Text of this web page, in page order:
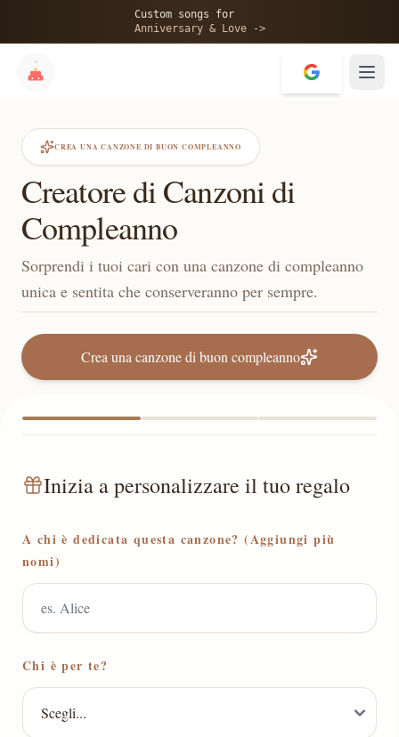
Custom songs for
Anniversary & Love ->
CREA UNA CANZONE DI BUON COMPLEANNO
Creatore di Canzoni di
Compleanno
Sorprendi i tuoi cari con una canzone di compleanno
unica e sentita che conserveranno per sempre.
Crea una canzone di buon compleanno
Inizia a personalizzare il tuo regalo
A chi è dedicata questa canzone? (Aggiungi più
nomi)
Chi è per te?